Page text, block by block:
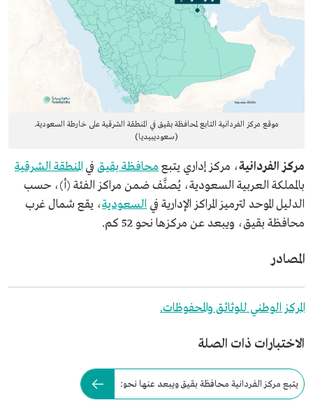
موقع مركز الفردانية التابع لمحافظة بقيق في المنطقة الشرقية على خارطة السعودية.
(سعوديبيديا)
مركز الفردانية، مركز إداري يتبع محافظة بقيق في المنطقة الشرقية
بالمملكة العربية السعودية، يُصنَّف ضمن مراكز الفئة (أ)، حسب
الدليل الموحد لترميز المراكز الإدارية في السعودية، يقع شمال غرب
محافظة بقيق، ويبعد عن مركزها نحو 52 كم.
المصادر
المركز الوطني للوثائق والمحفوظات.
الاختبارات ذات الصلة
يتبع مركز الفردانية محافظة بقيق ويبعد عنها نحو: